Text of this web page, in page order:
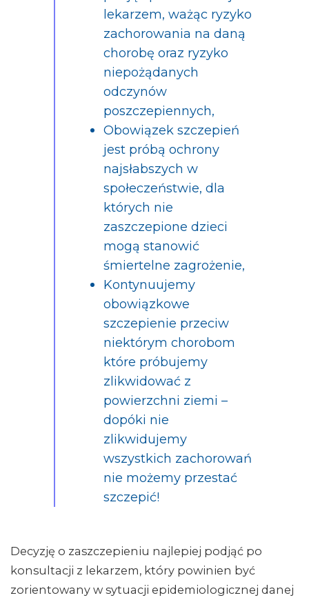
lekarzem, ważąc ryzyko
zachorowania na daną
chorobę oraz ryzyko
niepożądanych
odczynów
poszczepiennych,
Obowiązek szczepień
jest próbą ochrony
najsłabszych w
społeczeństwie, dla
których nie
zaszczepione dzieci
mogą stanowić
śmiertelne zagrożenie,
Kontynuujemy
obowiązkowe
szczepienie przeciw
niektórym chorobom
które próbujemy
zlikwidować z
powierzchni ziemi –
dopóki nie
zlikwidujemy
wszystkich zachorowań
nie możemy przestać
szczepić!
Decyzję o zaszczepieniu najlepiej podjąć po
konsultacji z lekarzem, który powinien być
zorientowany w sytuacji epidemiologicznej danej